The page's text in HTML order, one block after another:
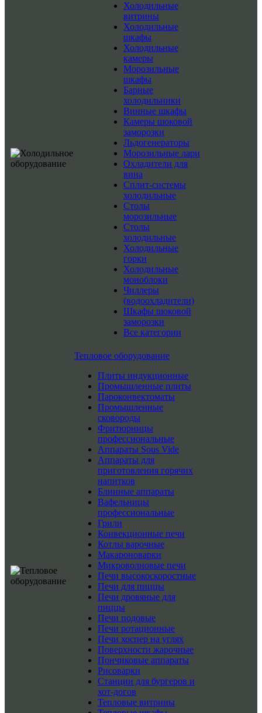
Холодильные
витрины
Холодильные
шкафы
Холодильные
камеры
Морозильные
шкафы
Барные
холодильники
Винные шкафы
Камеры шоковой
заморозки
Льдогенераторы
Морозильные лари
Охладители для
вина
Сплит-системы
холодильные
Столы
морозильные
Столы
холодильные
Холодильные
горки
Холодильные
моноблоки
Чиллеры
(водоохладители)
Шкафы шоковой
заморозки
Все категории
Тепловое оборудование
Плиты индукционные
Промышленные плиты
Пароконвектоматы
Промышленные
сковороды
Фритюрницы
профессиональные
Аппараты Sous Vide
Аппараты для
приготовления горячих
напитков
Блинные аппараты
Вафельницы
профессиональные
Грили
Конвекционные печи
Котлы варочные
Макароноварки
Микроволновые печи
Печи высокоскоростные
Печи для пиццы
Печи дровяные для
пиццы
Печи подовые
Печи ротационные
Печи хоспер на углях
Поверхности жарочные
Пончиковые аппараты
Рисоварки
Станции для бургеров и
хот-догов
Тепловые витрины